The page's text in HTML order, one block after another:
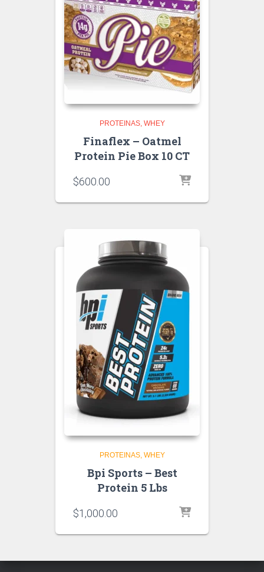
PROTEINAS WHEY
Finaflex – Oatmel
Protein Pie Box 10 CT
$600.00
PROTEINAS WHEY
Bpi Sports – Best
Protein 5 Lbs
$1,000.00